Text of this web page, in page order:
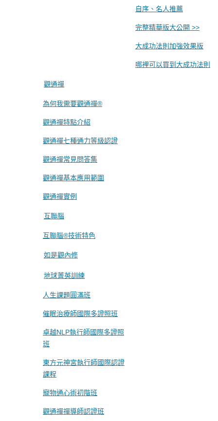
自序、名人推薦
完整精華版大公開 >>
大成功法則加強效果版
哪裡可以買到大成功法則
觀通禪
為何我需要觀通禪®
觀通禪特點介紹
觀通禪七種通力等級認證
觀通禪常見問答集
觀通禪基本應用範圍
觀通禪實例
互聯腦
互聯腦®技術特色
如是觀內修
地球菁英訓練
人生課題圓滿班
催眠治療師國際多證照班
卓越NLP執行師國際多證照
班
東方元神宮執行師國際認證
課程
寵物通心術初階班
觀通禪禪導師認證班